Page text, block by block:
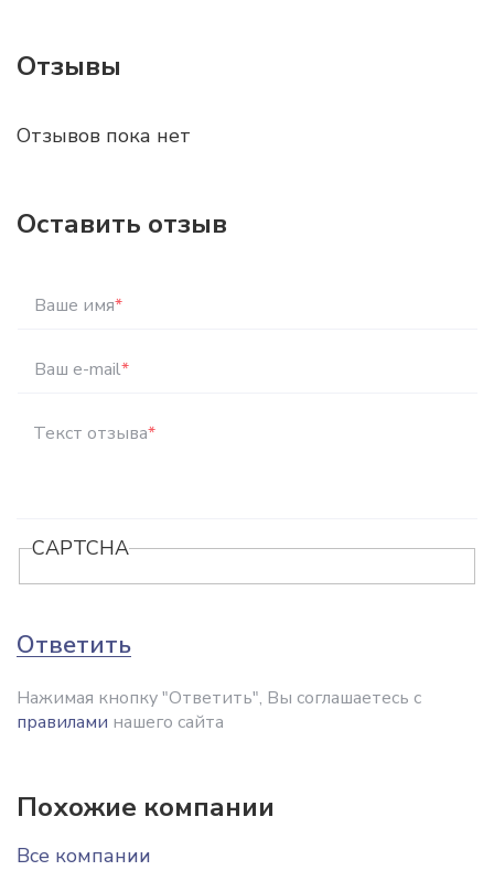
Отзывы
Отзывов пока нет
Оставить отзыв
Ваше имя*
Ваш e-mail*
Текст отзыва*
CAPTCHA
Ответить
Нажимая кнопку "Ответить", Вы соглашаетесь с
правилами нашего сайта
Похожие компании
Все компании